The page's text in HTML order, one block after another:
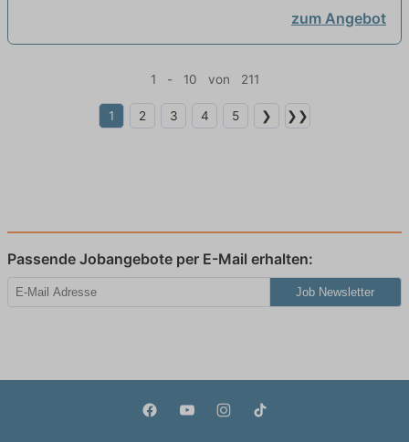
zum Angebot
1 - 10 von 211
1 2 3 4 5 ❯ ❯❯
Passende Jobangebote per E-Mail erhalten:
Job Newsletter